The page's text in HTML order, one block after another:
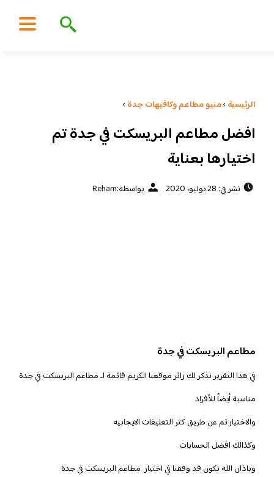
الرئيسية ›منيو مطاعم وكافيهات جدة ›
افضل مطاعم البريسكت في جدة تم
اختيارها بعناية
نشر في: 28 يوليو، 2020 بواسطة:Reham
مطاعم البريسكت في جدة
في هذا التقرير نذكر لك زائر موقعنا الكريم قائمة لـ مطاعم البريسكت في جدة
مناسبة أيضاً للأفراد
والاختيار تم عن طريق كثر التعليقات الايجابيه
وكذالك افضل الحسابات
وباذان الله نكون قد وفقنا في اختيار مطاعم البريسكت في جدة